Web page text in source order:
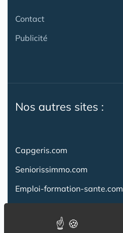
Contact
Publicité
Nos autres sites :
Capgeris.com
Seniorissimmo.com
Emploi-formation-sante.com
Creche-et-naissance.com